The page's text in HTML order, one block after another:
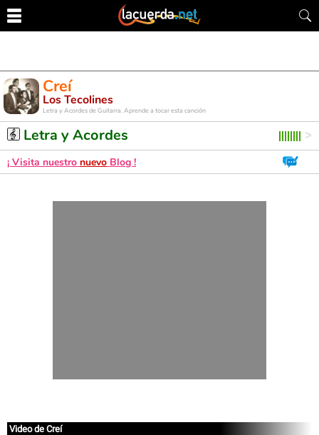
Creí
Los Tecolines
Letra y Acordes de Guitarra. Aprende a tocar esta canción
Letra y Acordes
¡ Visita nuestro nuevo Blog !
Video de Creí